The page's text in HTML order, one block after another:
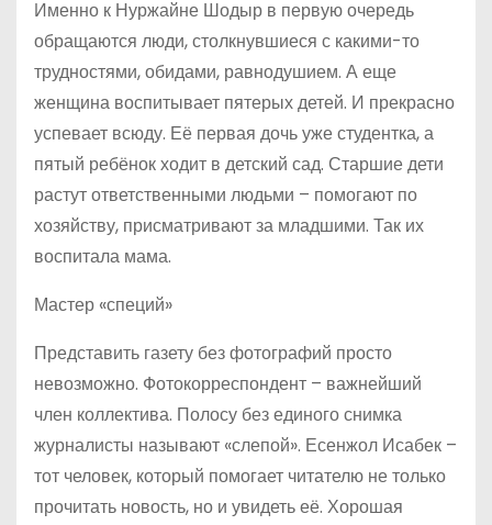
Именно к Нуржайне Шодыр в первую очередь
обращаются люди, столкнувшиеся с какими-то
трудностями, обидами, равнодушием. А еще
женщина воспитывает пятерых детей. И прекрасно
успевает всюду. Её первая дочь уже студентка, а
пятый ребёнок ходит в детский сад. Старшие дети
растут ответственными людьми – помогают по
хозяйству, присматривают за младшими. Так их
воспитала мама.
Мастер «специй»
Представить газету без фотографий просто
невозможно. Фотокорреспондент – важнейший
член коллектива. Полосу без единого снимка
журналисты называют «слепой». Есенжол Исабек –
тот человек, который помогает читателю не только
прочитать новость, но и увидеть её. Хорошая